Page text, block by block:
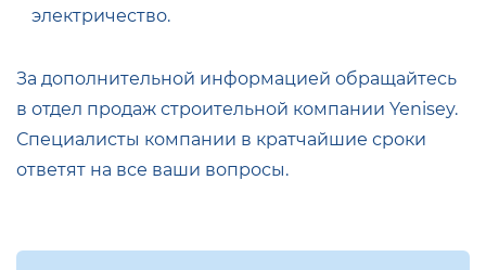
электричество.
За дополнительной информацией обращайтесь
в отдел продаж строительной компании Yenisey.
Специалисты компании в кратчайшие сроки
ответят на все ваши вопросы.